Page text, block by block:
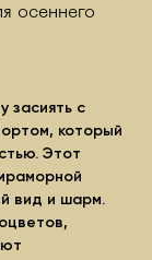
осеннего
засиять с
который
Этот
вид и шарм.